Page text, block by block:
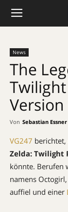
News
The
Twilight
Von Sebastian Essner
VG247 berichtet,
Zelda: Twilight
könnte. Berufen
namens
auffiel und einer